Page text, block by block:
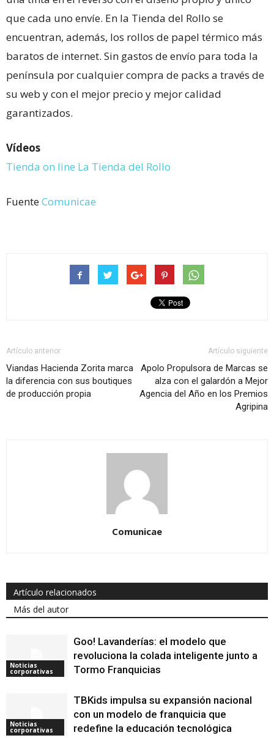
que cada uno envíe. En la Tienda del Rollo se
encuentran, además, los rollos de papel térmico más
baratos de internet. Sin gastos de envío para toda la
península por cualquier compra de packs a través de
su web y con el mejor precio y mejor calidad
garantizados.
Vídeos
Tienda on line La Tienda del Rollo
FuenteComunicae
Artículo anterior
Viandas Hacienda Zorita marca
la diferencia con sus boutiques
de producción propia
Artículo siguiente
Apolo Propulsora de Marcas se
alza con el galardón a Mejor
Agencia del Año en los Premios
Agripina
Comunicae
Artículo relacionados
Más del autor
Noticias
corporativas
Goo! Lavanderías: el modelo que
revoluciona la colada inteligente junto a
Tormo Franquicias
Noticias
corporativas
TBKids impulsa su expansión nacional
con un modelo de franquicia que
redefine la educación tecnológica